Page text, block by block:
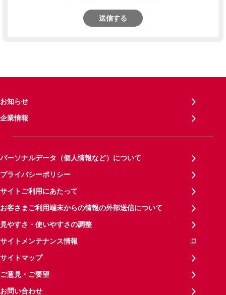
送信する
お知らせ
企業情報
パーソナルデータ（個人情報など）について
プライバシーポリシー
サイトご利用にあたって
お客さまご利用端末からの情報の外部送信について
見やすさ・使いやすさの調整
サイトメンテナンス情報
サイトマップ
ご意見・ご要望
お問い合わせ